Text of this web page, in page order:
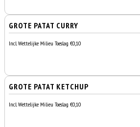
GROTE PATAT CURRY
Incl. Wettelijke Milieu Toeslag €0,10
GROTE PATAT KETCHUP
Incl. Wettelijke Milieu Toeslag €0,10